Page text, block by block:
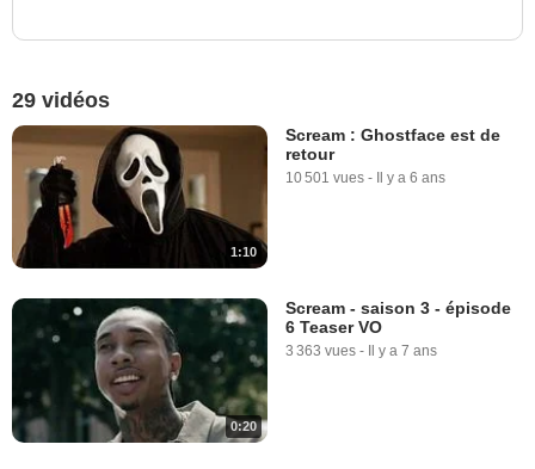
29 vidéos
1:10
Scream : Ghostface est de
retour
10 501 vues - Il y a 6 ans
0:20
Scream - saison 3 - épisode
6 Teaser VO
3 363 vues - Il y a 7 ans